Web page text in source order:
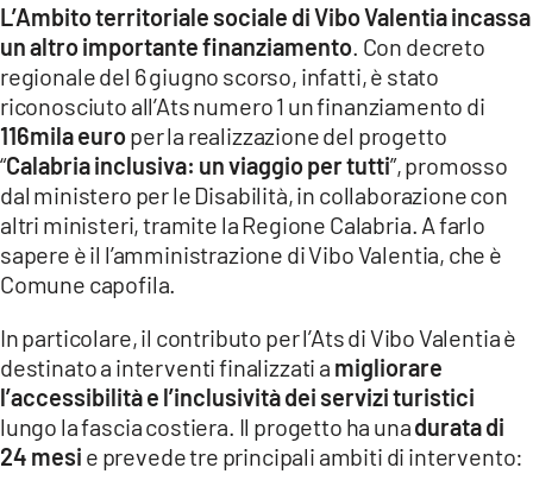
LACTV.IT
LACONAIR.IT
LACITYMAG.IT
ILREGGINO.IT
COSENZACHANNEL.IT
ILVIBONESE.IT
CATANZAROCHANNEL.IT
LACAPITALENEWS.IT
App
L’Ambito territoriale sociale di Vibo Valentia incassa
un altro importante finanziamento. Con decreto
regionale del 6 giugno scorso, infatti, è stato
riconosciuto all’Ats numero 1 un finanziamento di
116mila europer la realizzazione del progetto
“Calabria inclusiva: un viaggio per tutti”, promosso
dal ministero per le Disabilità, in collaborazione con
altri ministeri, tramite la Regione Calabria. A farlo
sapere è il l’amministrazione di Vibo Valentia, che è
Comune capofila.
In particolare, il contributo per l’Ats di Vibo Valentia è
destinato a interventi finalizzati a migliorare
l’accessibilità e l’inclusività dei servizi turistici
lungo la fascia costiera. Il progetto ha unadurata di
24 mesi e prevede tre principali ambiti di intervento: